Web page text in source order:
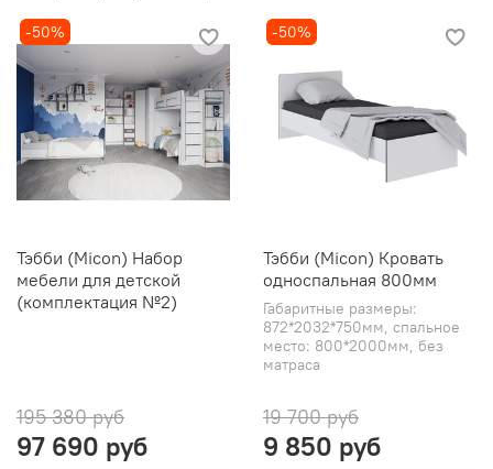
-50%
Тэбби (Micon) Набор
мебели для детской
(комплектация №2)
195 380 руб
97 690 руб
-50%
Тэбби (Micon) Кровать
односпальная 800мм
Габаритные размеры:
872*2032*750мм, спальное
место: 800*2000мм, без
матраса
19 700 руб
9 850 руб